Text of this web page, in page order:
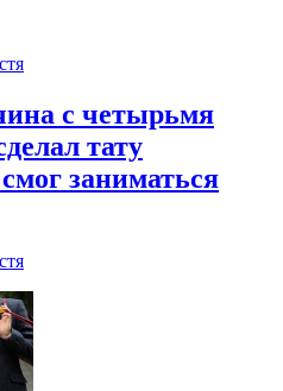
с четырьмя
тату
заниматься